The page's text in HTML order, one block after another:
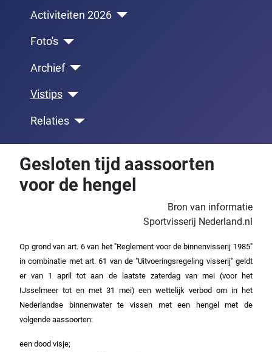
Activiteiten 2026
Foto's
Archief
Vistips
Relaties
Gesloten tijd aassoorten
voor de hengel
Bron van informatie
Sportvisserij Nederland.nl
Op grond van art. 6 van het "Reglement voor de binnenvisserij 1985"
in combinatie met art. 61 van de "Uitvoeringsregeling visserij" geldt
er van 1 april tot aan de laatste zaterdag van mei (voor het
IJsselmeer tot en met 31 mei) een wettelijk verbod om in het
Nederlandse binnenwater te vissen met een hengel met de
volgende aassoorten:
een dood visje;